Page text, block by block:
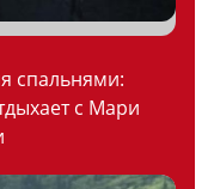
спальнями:
с Мари